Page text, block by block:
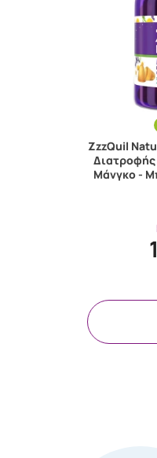
ZzzQuil
Διατροφής
Μάνγκο -